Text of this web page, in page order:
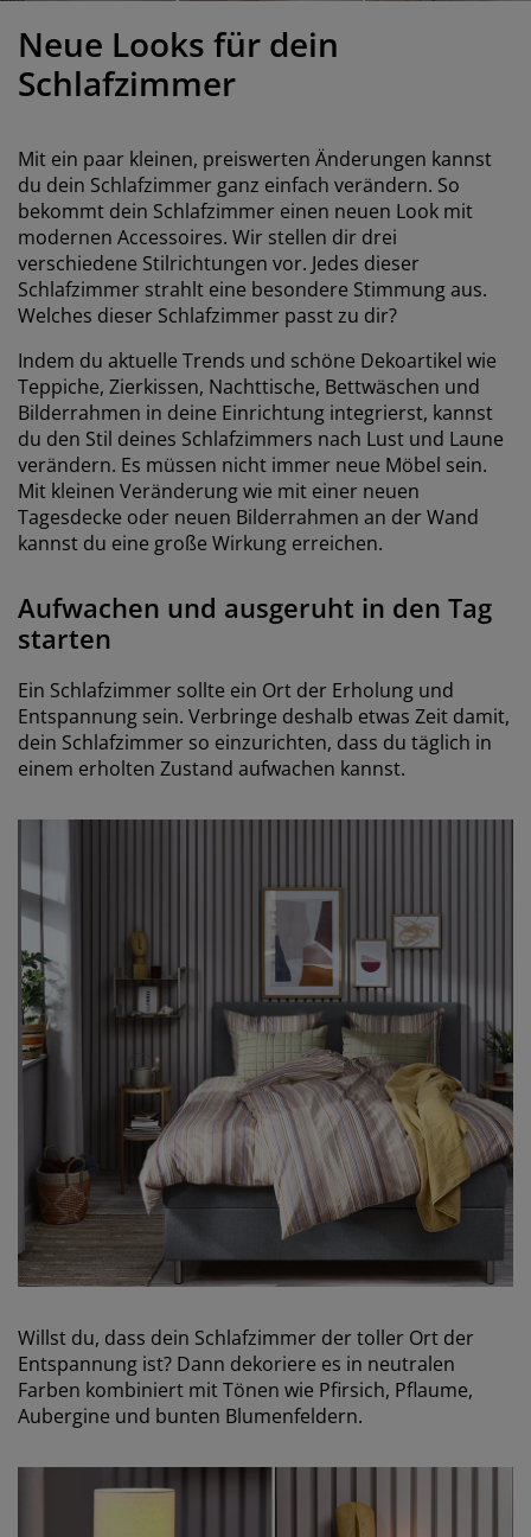
und Zubehör
& Bügeln
Neue Looks für dein
Schlafzimmer
Mit ein paar kleinen, preiswerten Änderungen kannst
du dein Schlafzimmer ganz einfach verändern. So
bekommt dein Schlafzimmer einen neuen Look mit
modernen Accessoires. Wir stellen dir drei
verschiedene Stilrichtungen vor. Jedes dieser
Schlafzimmer strahlt eine besondere Stimmung aus.
Welches dieser Schlafzimmer passt zu dir?
Indem du aktuelle Trends und schöne Dekoartikel wie
Teppiche, Zierkissen, Nachttische, Bettwäschen und
Bilderrahmen in deine Einrichtung integrierst, kannst
du den Stil deines Schlafzimmers nach Lust und Laune
verändern. Es müssen nicht immer neue Möbel sein.
Mit kleinen Veränderung wie mit einer neuen
Tagesdecke oder neuen Bilderrahmen an der Wand
kannst du eine große Wirkung erreichen.
Aufwachen und ausgeruht in den Tag
starten
Ein Schlafzimmer sollte ein Ort der Erholung und
Entspannung sein. Verbringe deshalb etwas Zeit damit,
dein Schlafzimmer so einzurichten, dass du täglich in
einem erholten Zustand aufwachen kannst.
Willst du, dass dein Schlafzimmer der toller Ort der
Entspannung ist? Dann dekoriere es in neutralen
Farben kombiniert mit Tönen wie Pfirsich, Pflaume,
Aubergine und bunten Blumenfeldern.